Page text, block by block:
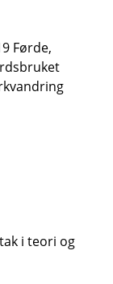
Førde,
i teori og